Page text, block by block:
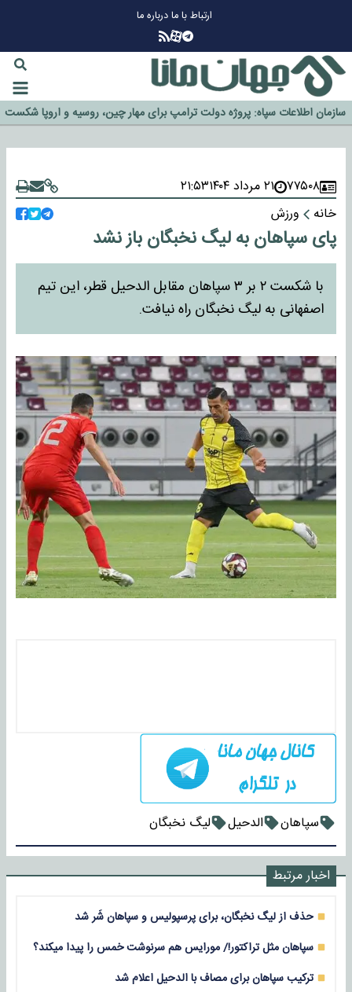
ارتباط با مادرباره ما
گزینه جدایی اوسمار روی میز مدیران پرسپولیس
آیا رئیس جمهور آمریکا قانون را دور می‌زند؟
اخراج رسمی چهره نامدار از پرسپولیس
سازمان اطلاعات سپاه: پروژه دولت ترامپ برای مهار چین، روسیه و اروپا شکست
خورد
۷۷۵۰۸ ۲۱ مرداد ۱۴۰۴
۲۱:۵۳
خانه
ورزش
پای سپاهان به لیگ نخبگان باز نشد
با شکست ۲ بر ۳ سپاهان مقابل الدحیل قطر، این تیم
اصفهانی به لیگ نخبگان راه نیافت.
سپاهان الدحیل لیگ نخبگان
اخبار مرتبط
حذف از لیگ نخبگان، برای پرسپولیس و سپاهان شَر شد
سپاهان مثل تراکتور!/ مورایس هم سرنوشت خمس را پیدا میکند؟
ترکیب سپاهان برای مصاف با الدحیل اعلام شد